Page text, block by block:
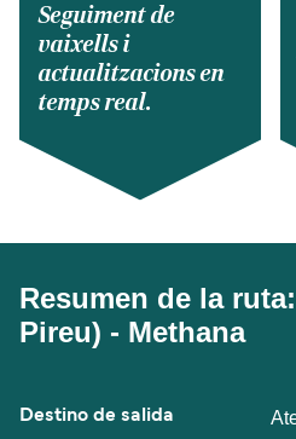
Seguiment de
vaixells i
actualitzacions en
temps real.
Resumen de la
Pireu) - Methana
Destino de salida